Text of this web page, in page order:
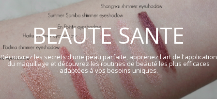
BEAUTE SANTE
Découvrez les secrets d'une peau parfaite, apprenez l'art de l'application
du maquillage et découvrez les routines de beauté les plus efficaces
adaptées à vos besoins uniques.